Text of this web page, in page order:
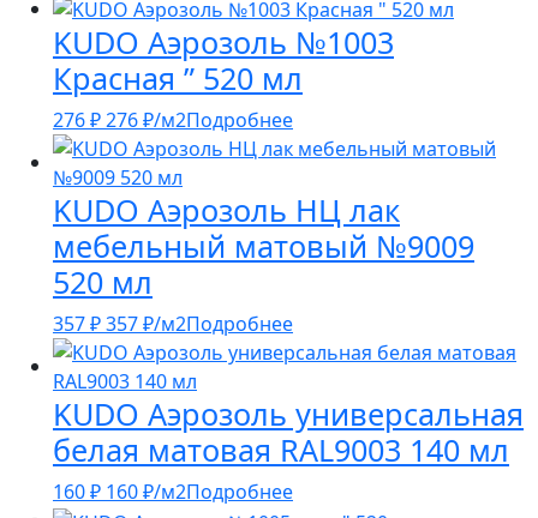
KUDO Аэрозоль №1003
Красная ” 520 мл
276₽276₽/м2Подробнее
KUDO Аэрозоль НЦ лак
мебельный матовый №9009
520 мл
357₽357₽/м2Подробнее
KUDO Аэрозоль универсальная
белая матовая RAL9003 140 мл
160₽ 160₽/м2Подробнее